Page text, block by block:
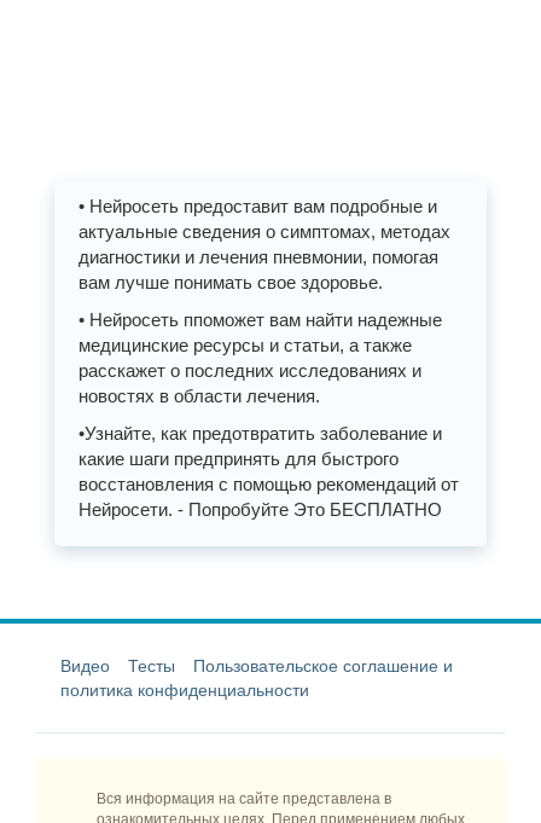
• Нейросеть предоставит вам подробные и
актуальные сведения о симптомах, методах
диагностики и лечения пневмонии, помогая
вам лучше понимать свое здоровье.
• Нейросеть ппоможет вам найти надежные
медицинские ресурсы и статьи, а также
расскажет о последних исследованиях и
новостях в области лечения.
•Узнайте, как предотвратить заболевание и
какие шаги предпринять для быстрого
восстановления с помощью рекомендаций от
Нейросети. - Попробуйте Это БЕСПЛАТНО
Видео Тесты
Пользовательское соглашение и
политика конфиденциальности
Вся информация на сайте представлена в